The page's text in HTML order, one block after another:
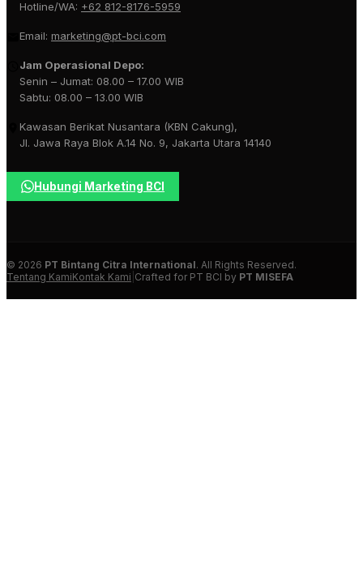
Hotline/WA: +62 812-8176-5959
Email: marketing@pt-bci.com
Jam Operasional Depo:
Senin – Jumat: 08.00 – 17.00 WIB
Sabtu: 08.00 – 13.00 WIB
Kawasan Berikat Nusantara (KBN Cakung),
Jl. Jawa Raya Blok A.14 No. 9, Jakarta Utara 14140
Hubungi Marketing BCI
© 2026 PT Bintang Citra International. All Rights Reserved.
Tentang KamiKontak Kami Crafted for PT BCI by PT MISEFA